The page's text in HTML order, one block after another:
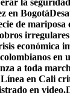
la
en Bogotá
de
económica
en
a toda
en Cali
en video.